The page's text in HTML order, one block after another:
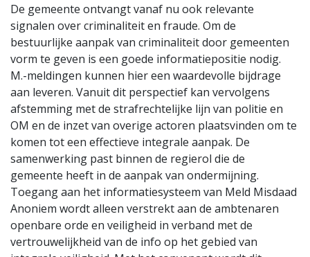
De gemeente ontvangt vanaf nu ook relevante
signalen over criminaliteit en fraude. Om de
bestuurlijke aanpak van criminaliteit door gemeenten
vorm te geven is een goede informatiepositie nodig.
M.-meldingen kunnen hier een waardevolle bijdrage
aan leveren. Vanuit dit perspectief kan vervolgens
afstemming met de strafrechtelijke lijn van politie en
OM en de inzet van overige actoren plaatsvinden om te
komen tot een effectieve integrale aanpak. De
samenwerking past binnen de regierol die de
gemeente heeft in de aanpak van ondermijning.
Toegang aan het informatiesysteem van Meld Misdaad
Anoniem wordt alleen verstrekt aan de ambtenaren
openbare orde en veiligheid in verband met de
vertrouwelijkheid van de info op het gebied van